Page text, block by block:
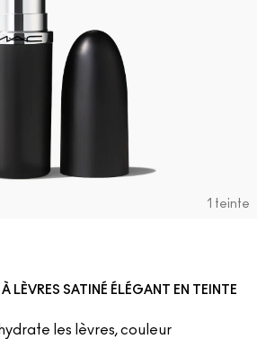
1 teinte
LÈVRES SATINÉ ÉLÉGANT EN TEINTE
les lèvres, couleur